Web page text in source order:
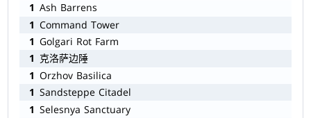
1 Ash Barrens
1 Command Tower
1 Golgari Rot Farm
1 克洛萨边陲
1 Orzhov Basilica
1 Sandsteppe Citadel
1 Selesnya Sanctuary